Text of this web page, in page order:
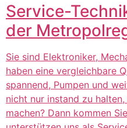
Service-
der
Sie sind Elektroniker,
haben eine vergleichbare
spannend, Pumpen und
nicht nur instand zu
machen? Dann kommen